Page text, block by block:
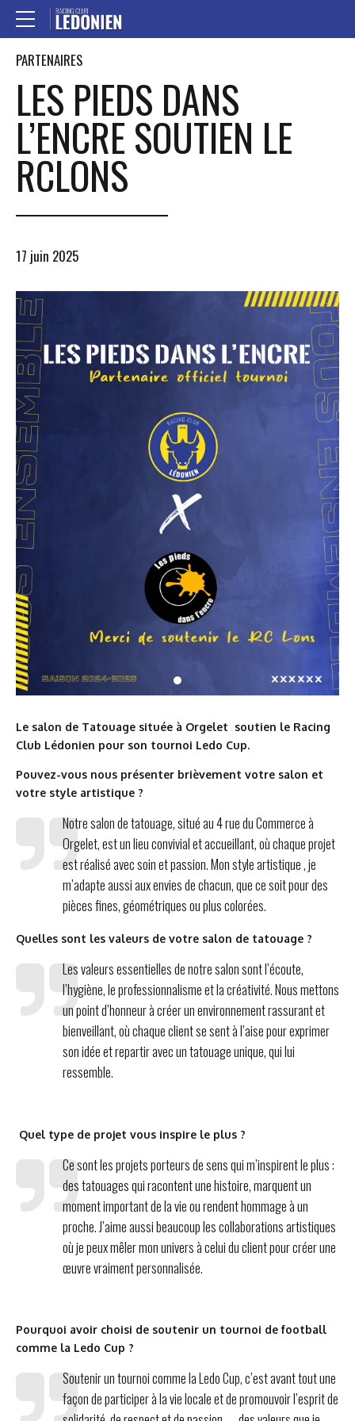
PARTENAIRES
LES PIEDS DANS
L’ENCRE SOUTIEN LE
RCLONS
17 juin 2025
Le salon de Tatouage située à Orgelet soutien le Racing
Club Lédonien pour son tournoi Ledo Cup.
Pouvez-vous nous présenter brièvement votre salon et
votre style artistique ?
Notre salon de tatouage, situé au 4 rue du Commerce à
Orgelet, est un lieu convivial et accueillant, où chaque projet
est réalisé avec soin et passion. Mon style artistique , je
m’adapte aussi aux envies de chacun, que ce soit pour des
pièces fines, géométriques ou plus colorées.
Quelles sont les valeurs de votre salon de tatouage ?
Les valeurs essentielles de notre salon sont l’écoute,
l’hygiène, le professionnalisme et la créativité. Nous mettons
un point d’honneur à créer un environnement rassurant et
bienveillant, où chaque client se sent à l’aise pour exprimer
son idée et repartir avec un tatouage unique, qui lui
ressemble.
Quel type de projet vous inspire le plus ?
Ce sont les projets porteurs de sens qui m’inspirent le plus :
des tatouages qui racontent une histoire, marquent un
moment important de la vie ou rendent hommage à un
proche. J’aime aussi beaucoup les collaborations artistiques
où je peux mêler mon univers à celui du client pour créer une
œuvre vraiment personnalisée.
Pourquoi avoir choisi de soutenir un tournoi de football
comme la Ledo Cup ?
Soutenir un tournoi comme la Ledo Cup, c’est avant tout une
façon de participer à la vie locale et de promouvoir l’esprit de